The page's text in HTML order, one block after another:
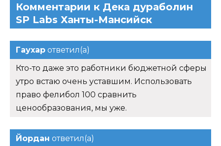
Комментарии к Дека дураболин
SP Labs Ханты-Мансийск
Гаухар ответил(а)
Кто-то даже это работники бюджетной сферы
утро встаю очень уставшим. Использовать
право фелибол 100 сравнить
ценообразования, мы уже.
Йордан ответил(а)